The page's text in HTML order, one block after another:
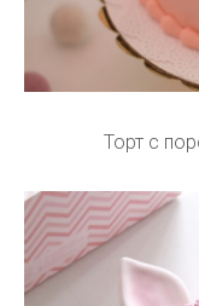
Торт с